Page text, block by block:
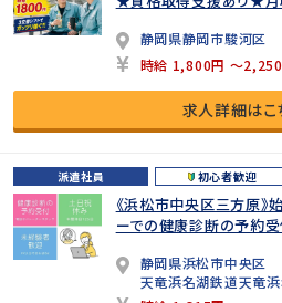
静岡県静岡市駿河区
時給 1,800円 ～
求人詳細はこ
派遣社員 初心者歓迎
《浜松市中央区三方原
ーでの健康診断の予約受
静岡県浜松市中央区
天竜浜名湖鉄道天竜